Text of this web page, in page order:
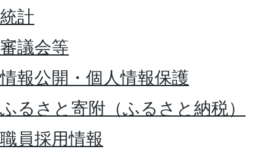
統計
審議会等
情報公開・個人情報保護
ふるさと寄附（ふるさと納税）
職員採用情報